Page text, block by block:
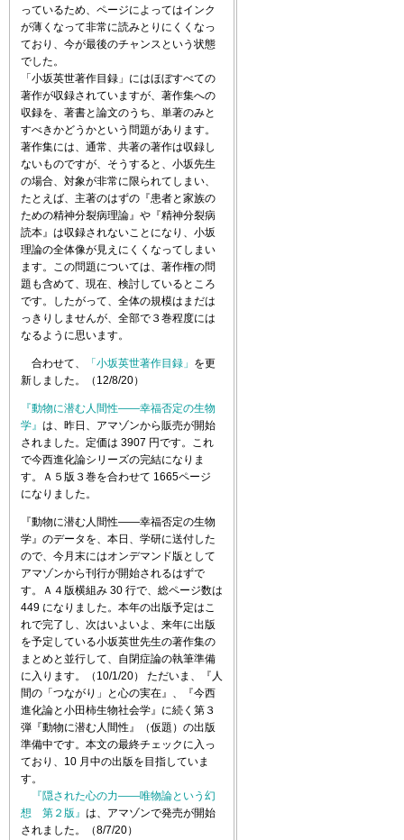
っているため、ページによってはインク
が薄くなって非常に読みとりにくくなっ
ており、今が最後のチャンスという状態
でした。
「小坂英世著作目録」にはほぼすべての
著作が収録されていますが、著作集への
収録を、著書と論文のうち、単著のみと
すべきかどうかという問題があります。
著作集には、通常、共著の著作は収録し
ないものですが、そうすると、小坂先生
の場合、対象が非常に限られてしまい、
たとえば、主著のはずの『患者と家族の
ための精神分裂病理論』や『精神分裂病
読本』は収録されないことになり、小坂
理論の全体像が見えにくくなってしまい
ます。この問題については、著作権の問
題も含めて、現在、検討しているところ
です。したがって、全体の規模はまだは
っきりしませんが、全部で３巻程度には
なるように思います。
合わせて、 「小坂英世著作目録」 を更
新しました。（12/8/20）
『動物に潜む人間性――幸福否定の生物
学』 は、昨日、アマゾンから販売が開始
されました。定価は 3907 円です。これ
で今西進化論シリーズの完結になりま
す。Ａ５版３巻を合わせて 1665ページ
になりました。
『動物に潜む人間性――幸福否定の生物
学』のデータを、本日、学研に送付した
ので、今月末にはオンデマンド版として
アマゾンから刊行が開始されるはずで
す。Ａ４版横組み 30 行で、総ページ数は
449 になりました。本年の出版予定はこ
れで完了し、次はいよいよ、来年に出版
を予定している小坂英世先生の著作集の
まとめと並行して、自閉症論の執筆準備
に入ります。（10/1/20） ただいま、『人
間の「つながり」と心の実在』、『今西
進化論と小田柿生物社会学』に続く第３
弾『動物に潜む人間性』（仮題）の出版
準備中です。本文の最終チェックに入っ
ており、10 月中の出版を目指していま
す。
『隠された心の力――唯物論という幻
想 第２版』 は、アマゾンで発売が開始
されました。（8/7/20）